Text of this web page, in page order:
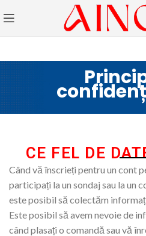
CE FEL DE
Când vă înscrieți pentru un cont
participați la un sondaj sau la un
este posibil să colectăm
Este posibil să avem nevoie de
când plasați o comandă sau vă